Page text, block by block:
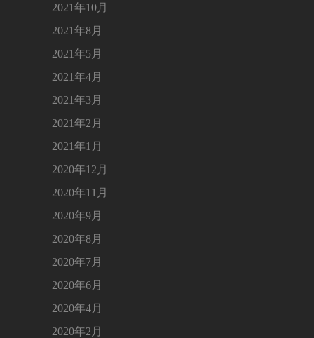
2021年10月
2021年8月
2021年5月
2021年4月
2021年3月
2021年2月
2021年1月
2020年12月
2020年11月
2020年9月
2020年8月
2020年7月
2020年6月
2020年4月
2020年2月